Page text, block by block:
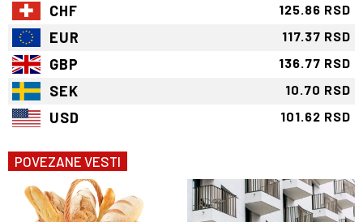
CHF 125.86 RSD
EUR 117.37 RSD
GBP 136.77 RSD
SEK 10.70 RSD
USD 101.62 RSD
POVEZANE VESTI